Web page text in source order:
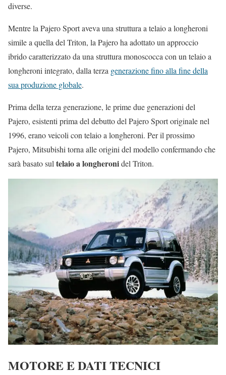
diverse.
Mentre la Pajero Sport aveva una struttura a telaio a longheroni
simile a quella del Triton, la Pajero ha adottato un approccio
ibrido caratterizzato da una struttura monoscocca con un telaio a
longheroni integrato, dalla terza generazione fino alla fine della
sua produzione globale.
Prima della terza generazione, le prime due generazioni del
Pajero, esistenti prima del debutto del Pajero Sport originale nel
1996, erano veicoli con telaio a longheroni. Per il prossimo
Pajero, Mitsubishi torna alle origini del modello confermando che
sarà basato sultelaio a longheronidel Triton.
MOTORE E DATI TECNICI